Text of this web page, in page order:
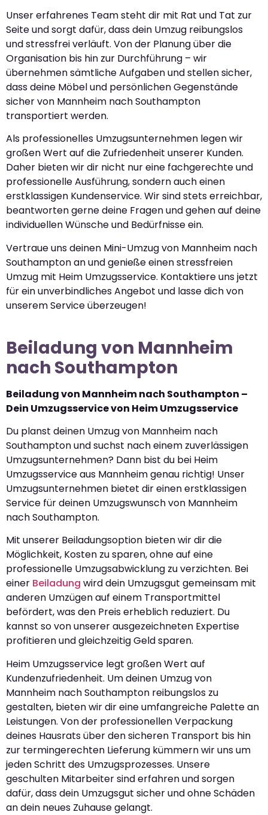
Unser erfahrenes Team steht dir mit Rat und Tat zur
Seite und sorgt dafür, dass dein Umzug reibungslos
und stressfrei verläuft. Von der Planung über die
Organisation bis hin zur Durchführung – wir
übernehmen sämtliche Aufgaben und stellen sicher,
dass deine Möbel und persönlichen Gegenstände
sicher von Mannheim nach Southampton
transportiert werden.
Als professionelles Umzugsunternehmen legen wir
großen Wert auf die Zufriedenheit unserer Kunden.
Daher bieten wir dir nicht nur eine fachgerechte und
professionelle Ausführung, sondern auch einen
erstklassigen Kundenservice. Wir sind stets erreichbar,
beantworten gerne deine Fragen und gehen auf deine
individuellen Wünsche und Bedürfnisse ein.
Vertraue uns deinen Mini-Umzug von Mannheim nach
Southampton an und genieße einen stressfreien
Umzug mit Heim Umzugsservice. Kontaktiere uns jetzt
für ein unverbindliches Angebot und lasse dich von
unserem Service überzeugen!
Beiladung von Mannheim
nach Southampton
Beiladung von Mannheim nach Southampton –
Dein Umzugsservice von Heim Umzugsservice
Du planst deinen Umzug von Mannheim nach
Southampton und suchst nach einem zuverlässigen
Umzugsunternehmen? Dann bist du bei Heim
Umzugsservice aus Mannheim genau richtig! Unser
Umzugsunternehmen bietet dir einen erstklassigen
Service für deinen Umzugswunsch von Mannheim
nach Southampton.
Mit unserer Beiladungsoption bieten wir dir die
Möglichkeit, Kosten zu sparen, ohne auf eine
professionelle Umzugsabwicklung zu verzichten. Bei
einer Beiladung wird dein Umzugsgut gemeinsam mit
anderen Umzügen auf einem Transportmittel
befördert, was den Preis erheblich reduziert. Du
kannst so von unserer ausgezeichneten Expertise
profitieren und gleichzeitig Geld sparen.
Heim Umzugsservice legt großen Wert auf
Kundenzufriedenheit. Um deinen Umzug von
Mannheim nach Southampton reibungslos zu
gestalten, bieten wir dir eine umfangreiche Palette an
Leistungen. Von der professionellen Verpackung
deines Hausrats über den sicheren Transport bis hin
zur termingerechten Lieferung kümmern wir uns um
jeden Schritt des Umzugsprozesses. Unsere
geschulten Mitarbeiter sind erfahren und sorgen
dafür, dass dein Umzugsgut sicher und ohne Schäden
an dein neues Zuhause gelangt.